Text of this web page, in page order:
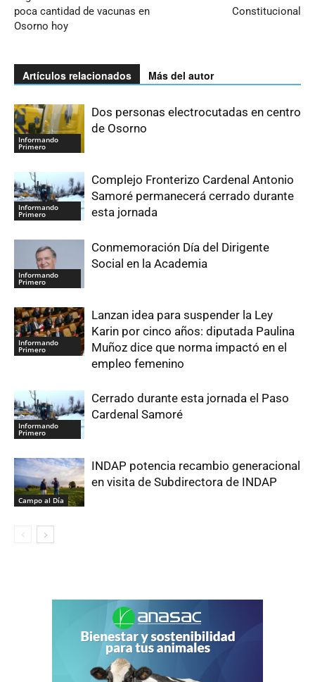
poca cantidad de vacunas en
Osorno hoy
Constitucional
Artículos relacionados Más del autor
Informando
Primero
Dos personas electrocutadas en centro
de Osorno
Informando
Primero
Complejo Fronterizo Cardenal Antonio
Samoré permanecerá cerrado durante
esta jornada
Informando
Primero
Conmemoración Día del Dirigente
Social en la Academia
Informando
Primero
Lanzan idea para suspender la Ley
Karin por cinco años: diputada Paulina
Muñoz dice que norma impactó en el
empleo femenino
Informando
Primero
Cerrado durante esta jornada el Paso
Cardenal Samoré
Campo al Día
INDAP potencia recambio generacional
en visita de Subdirectora de INDAP